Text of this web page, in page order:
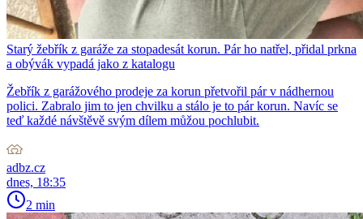
Starý žebřík z garáže za stopadesát korun. Pár ho natřel, přidal prkna
a obývák vypadá jako z katalogu
Žebřík z garážového prodeje za korun přetvořil pár v nádhernou
polici. Zabralo jim to jen chvilku a stálo je to pár korun. Navíc se
teď každé návštěvě svým dílem můžou pochlubit.
adbz.cz
dnes, 18:35
2 min